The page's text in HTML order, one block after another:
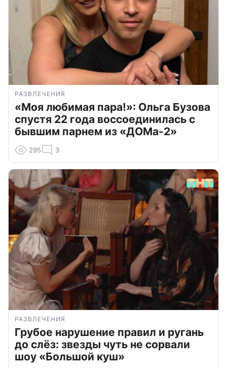
РАЗВЛЕЧЕНИЯ
«Моя любимая пара!»: Ольга Бузова
спустя 22 года воссоединилась с
бывшим парнем из «ДОМа-2»
295 3
РАЗВЛЕЧЕНИЯ
Грубое нарушение правил и ругань
до слёз: звезды чуть не сорвали
шоу «Большой куш»